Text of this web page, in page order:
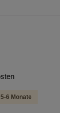
6 Monate